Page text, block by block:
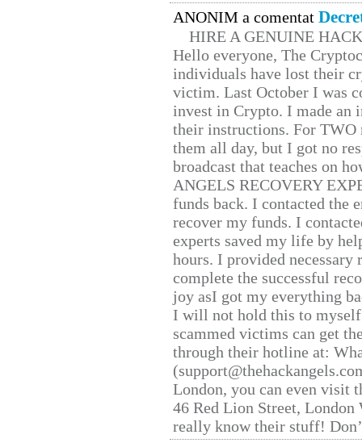
ANONIM a comentat
HIRE A GENUINE
Hello everyone, The
individuals have lost their
victim. Last October I was
invest in Crypto. I made
their instructions. For TWO
them all day, but I got no
broadcast that teaches on
ANGELS RECOVERY
funds back. I contacted the
recover my funds. I
experts saved my life by
hours. I provided
complete the successful
joy asI got my everything
I will not hold this to
scammed victims can get
through their hotline at:
London, you can even visit
46 Red Lion Street, London
really know their stuff!